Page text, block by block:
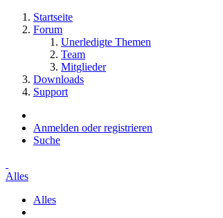
Startseite
Forum
Unerledigte Themen
Team
Mitglieder
Downloads
Support
Anmelden oder registrieren
Suche
Alles
Alles